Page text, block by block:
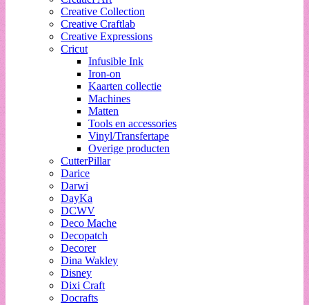
Creative Collection
Creative Craftlab
Creative Expressions
Cricut
Infusible Ink
Iron-on
Kaarten collectie
Machines
Matten
Tools en accessories
Vinyl/Transfertape
Overige producten
CutterPillar
Darice
Darwi
DayKa
DCWV
Deco Mache
Decopatch
Decorer
Dina Wakley
Disney
Dixi Craft
Docrafts